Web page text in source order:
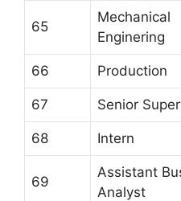
65
Mechanical
Enginering
66 Production
67 Senior
68 Intern
69
Assistant
Analyst